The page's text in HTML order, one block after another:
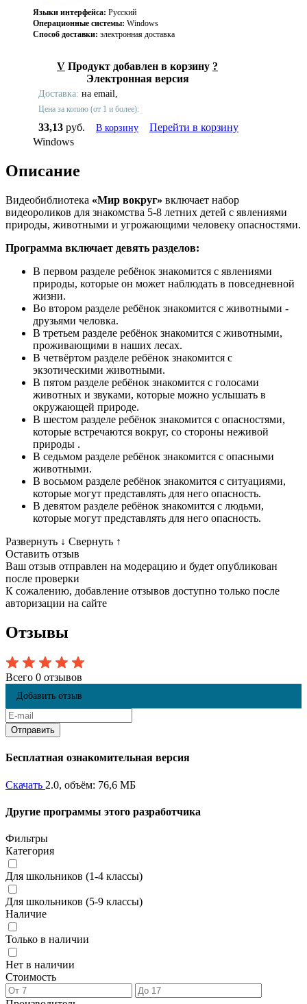
Языки интерфейса: Русский
Операционные системы: Windows
Способ доставки: электронная доставка
V Продукт добавлен в корзину ?
Электронная версия
Доставка: на email,
Цена за копию (от 1 и более):
33,13 руб. В корзину
Перейти в корзину
Windows
Описание
Видеобиблиотека «Мир вокруг» вклю­ча­ет набор
видеороликов для знакомства 5-8 летних детей с явлениями
природы, животными и угрожающими человеку опасностями.
Программа включает девять разделов:
В первом разделе ребёнок знакомится с явлениями
природы, которые он может наблюдать в повседневной
жизни.
Во втором разделе ребёнок знакомится с животными -
друзьями человка.
В третьем разделе ребёнок знакомится с животными,
проживающими в наших лесах.
В четвёртом разделе ребёнок знакомится с
экзотическими животными.
В пятом разделе ребёнок знакомится с голосами
животных и звуками, которые можно услышать в
окружающей природе.
В шестом разделе ребёнок знакомится с опасностями,
которые встречаются вокруг, со стороны неживой
природы .
В седьмом разделе ребёнок знакомится с опасными
животными.
В восьмом разделе ребёнок знакомится с ситуациями,
которые могут представлять для него опасность.
В девятом разделе ребёнок знакомится с людьми,
которые могут представлять для него опасность.
Развернуть ↓ Свернуть ↑
Оставить отзыв
Ваш отзыв отправлен на модерацию и будет опубликован
после проверки
К сожалению, добавление отзывов доступно только после
авторизации на сайте
Отзывы
Всего 0 отзывов
Добавить отзыв
Бесплатная ознакомительная версия
Скачать 2.0, объём: 76,6 МБ
Другие программы этого разработчика
Фильтры
Категория
Для школьников (1-4 классы)
Для школьников (5-9 классы)
Наличие
Только в наличии
Нет в наличии
Стоимость